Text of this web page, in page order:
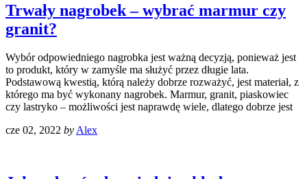
Trwały nagrobek – wybrać marmur czy
granit?
Wybór odpowiedniego nagrobka jest ważną decyzją, ponieważ jest
to produkt, który w zamyśle ma służyć przez długie lata.
Podstawową kwestią, którą należy dobrze rozważyć, jest materiał, z
którego ma być wykonany nagrobek. Marmur, granit, piaskowiec
czy lastryko – możliwości jest naprawdę wiele, dlatego dobrze jest
cze 02, 2022 byAlex